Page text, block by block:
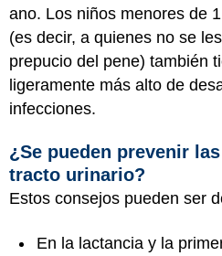
ano. Los niños menores de
(es decir, a quienes no se
prepucio del pene) también
ligeramente más alto de
infecciones.
¿Se pueden prevenir
tracto urinario?
Estos consejos pueden ser
En la lactancia y la